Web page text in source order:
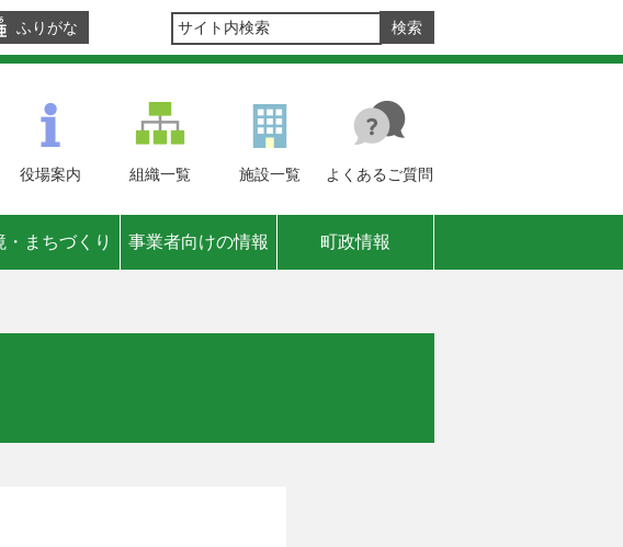
ふりがな
役場案内 組織一覧 施設一覧 よくある ご質問
・まちづくり 事業者向けの情報 町政情報